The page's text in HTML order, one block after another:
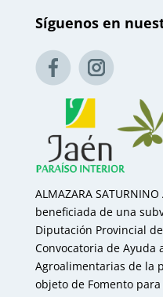
Síguenos en
ALMAZARA
beneficiada de una
Diputación Provincial
Convocatoria de Ayuda
Agroalimentarias de la
objeto de Fomento